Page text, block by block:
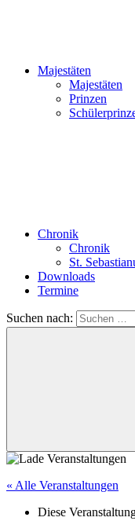
Majestäten
Majestäten
Prinzen
Chronik
Chronik
St.
Downloads
Termine
Suchen nach:
« Alle Veranstaltungen
Diese